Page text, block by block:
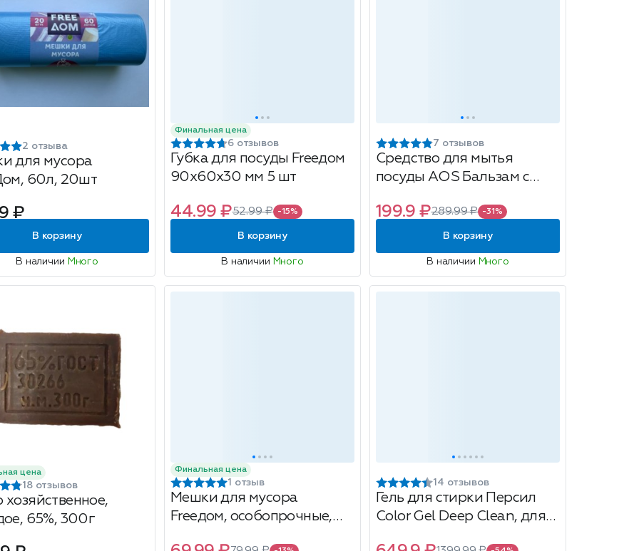
2 отзыва
для мусора
60л, 20шт
₽
В корзину
В наличии Много
Финальная цена
6 отзывов
Губка для посуды Freeдом
90х60х30 мм 5 шт
44.99 ₽52.99 ₽ -15%
В корзину
В наличии Много
7 отзывов
Средство для мытья
посуды АOS Бальзам с
199.9 ₽289.99 ₽ -31%
В корзину
В наличии Много
цена
18 отзывов
65%, 300г
Финальная цена
1 отзыв
Мешки для мусора
Freeдом, особопрочные,
14 отзывов
Гель для стирки Персил
Color Gel Deep Clean, для